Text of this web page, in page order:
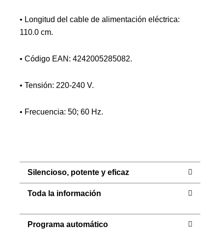
• Longitud del cable de alimentación eléctrica:
110.0 cm.
• Código EAN: 4242005285082.
• Tensión: 220-240 V.
• Frecuencia: 50; 60 Hz.
Silencioso, potente y eficaz
Toda la información
Programa automático